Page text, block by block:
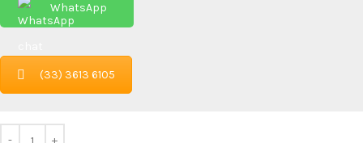
WhatsApp
(33) 3613 6105